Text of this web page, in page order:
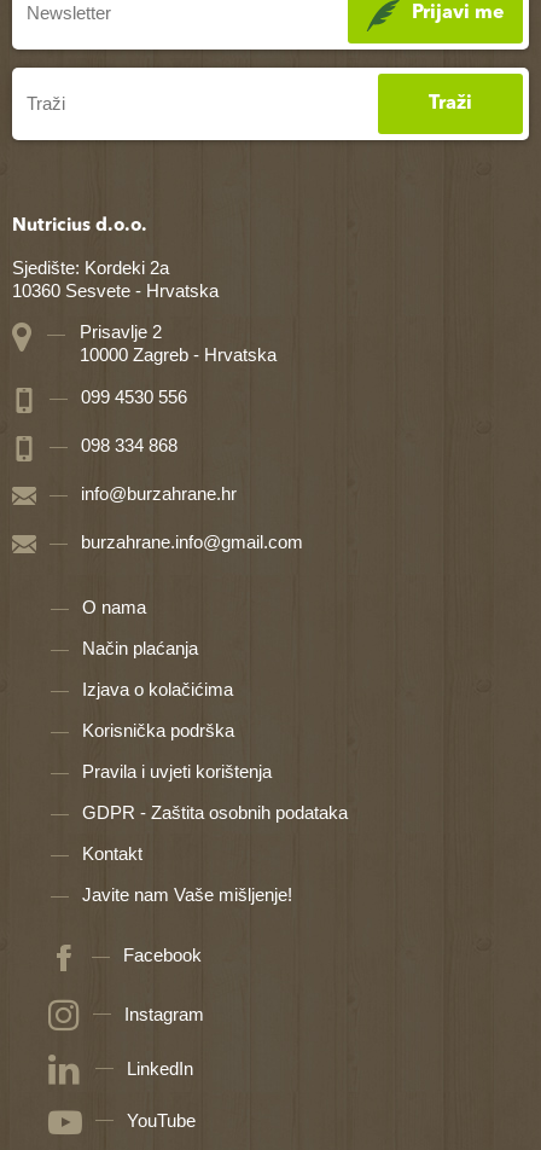
Prijavi me
Traži
Nutricius d.o.o.
Sjedište: Kordeki 2a
10360 Sesvete - Hrvatska
Prisavlje 2
10000 Zagreb - Hrvatska
099 4530 556
098 334 868
info@burzahrane.hr
burzahrane.info@gmail.com
O nama
Način plaćanja
Izjava o kolačićima
Korisnička podrška
Pravila i uvjeti korištenja
GDPR - Zaštita osobnih podataka
Kontakt
Javite nam Vaše mišljenje!
Facebook
Instagram
LinkedIn
YouTube